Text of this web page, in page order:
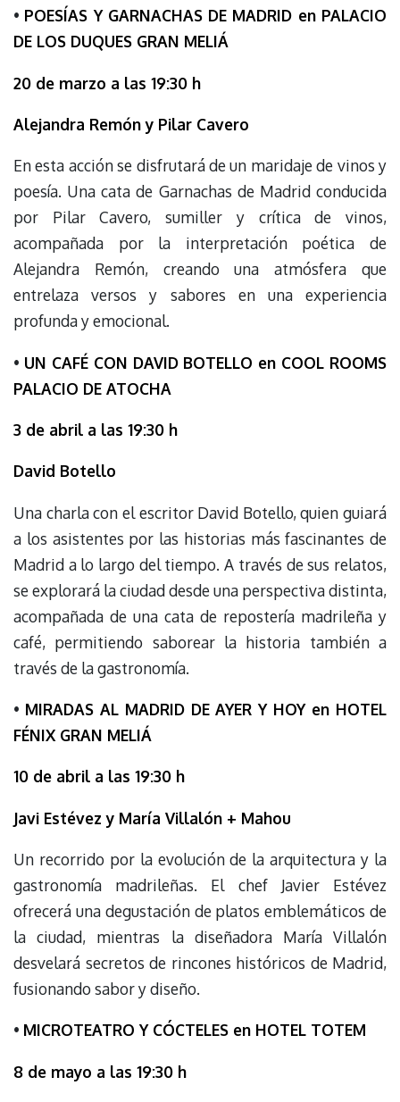
• POESÍAS Y GARNACHAS DE MADRID en PALACIO
DE LOS DUQUES GRAN MELIÁ
20 de marzo a las 19:30 h
Alejandra Remón y Pilar Cavero
En esta acción se disfrutará de un maridaje de vinos y
poesía. Una cata de Garnachas de Madrid conducida
por Pilar Cavero, sumiller y crítica de vinos,
acompañada por la interpretación poética de
Alejandra Remón, creando una atmósfera que
entrelaza versos y sabores en una experiencia
profunda y emocional.
• UN CAFÉ CON DAVID BOTELLO en COOL ROOMS
PALACIO DE ATOCHA
3 de abril a las 19:30 h
David Botello
Una charla con el escritor David Botello, quien guiará
a los asistentes por las historias más fascinantes de
Madrid a lo largo del tiempo. A través de sus relatos,
se explorará la ciudad desde una perspectiva distinta,
acompañada de una cata de repostería madrileña y
café, permitiendo saborear la historia también a
través de la gastronomía.
• MIRADAS AL MADRID DE AYER Y HOY en HOTEL
FÉNIX GRAN MELIÁ
10 de abril a las 19:30 h
Javi Estévez y María Villalón + Mahou
Un recorrido por la evolución de la arquitectura y la
gastronomía madrileñas. El chef Javier Estévez
ofrecerá una degustación de platos emblemáticos de
la ciudad, mientras la diseñadora María Villalón
desvelará secretos de rincones históricos de Madrid,
fusionando sabor y diseño.
• MICROTEATRO Y CÓCTELES en HOTEL TOTEM
8 de mayo a las 19:30 h